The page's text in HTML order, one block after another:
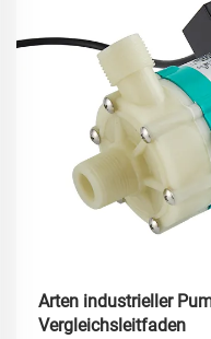
Arten industrieller
Vergleichsleitfaden